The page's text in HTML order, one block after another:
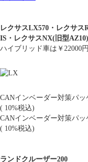
レクサスLX570・レクサス
IS・レクサスNX(旧型
ハイブリッド車は￥22000円
CANインベーダー対策パ
( 10%税込)
CANインベーダー対策パ
( 10%税込)
ランドクルーザー200